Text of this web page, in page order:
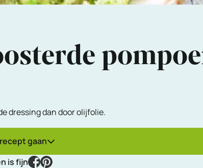
dressing dan door olijfolie.
gaan
is fijn
facebook
pinterest